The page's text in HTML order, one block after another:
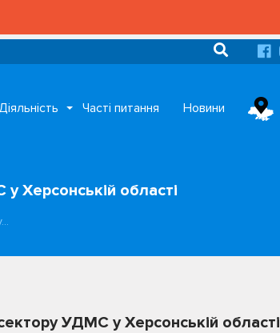
Часті питання Новини
Херсонській області
УДМС у Херсонській області